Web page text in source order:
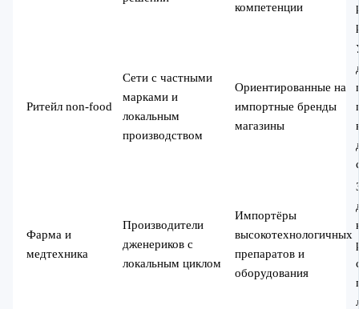
компетенции
Ритейл non‑food
Сети с частными
марками и
локальным
производством
Ориентированные на
импортные бренды
магазины
Фарма и
медтехника
Производители
дженериков с
локальным циклом
Импортёры
высокотехнологичных
препаратов и
оборудования